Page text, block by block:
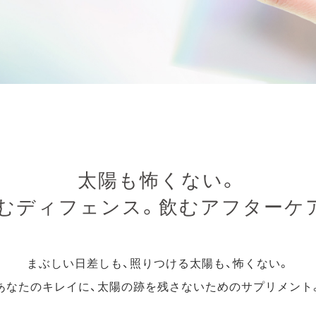
太陽も怖くない。
ディフェンス。 飲むアフターケ
まぶしい日差しも、照りつける太陽も、怖くない。
なたのキレイに、太陽の跡を残さないためのサプリメント